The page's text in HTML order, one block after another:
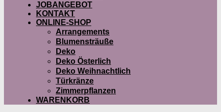
JOBANGEBOT
KONTAKT
ONLINE-SHOP
Arrangements
Blumensträuße
Deko
Deko Österlich
Deko Weihnachtlich
Türkränze
Zimmerpflanzen
WARENKORB